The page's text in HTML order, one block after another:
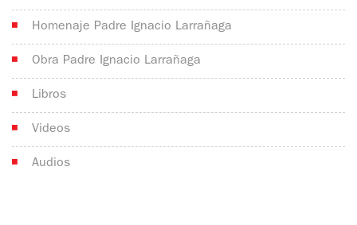
Homenaje Padre Ignacio Larrañaga
Obra Padre Ignacio Larrañaga
Libros
Videos
Audios